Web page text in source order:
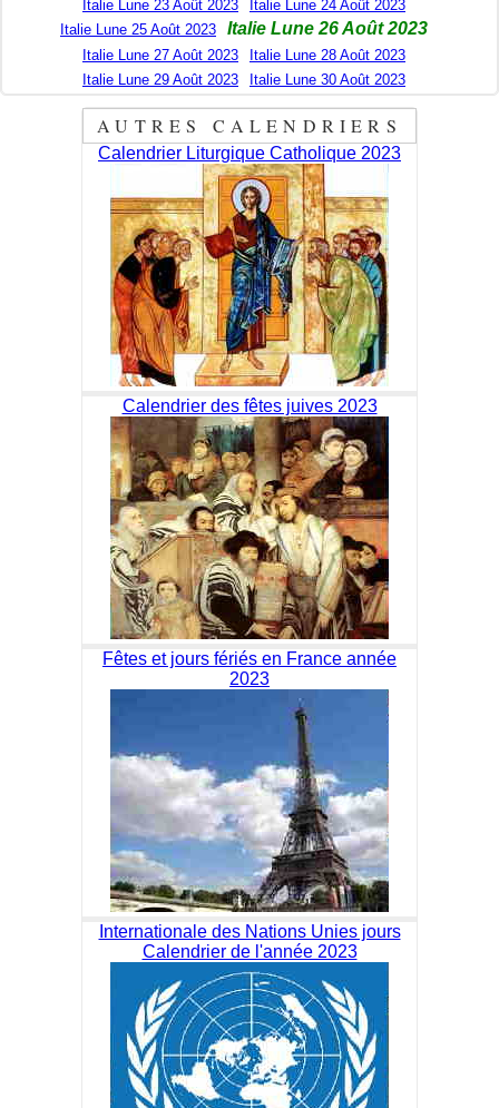
Italie Lune 23 Août 2023
Italie Lune 24 Août 2023
Italie Lune 25 Août 2023
Italie Lune 26 Août 2023
Italie Lune 27 Août 2023
Italie Lune 28 Août 2023
Italie Lune 29 Août 2023
Italie Lune 30 Août 2023
AUTRES CALENDRIERS
Calendrier Liturgique Catholique 2023
Calendrier des fêtes juives 2023
Fêtes et jours fériés en France année
2023
Internationale des Nations Unies jours
Calendrier de l'année 2023